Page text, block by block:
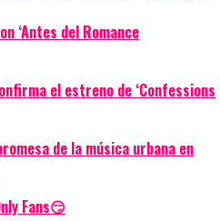
‘Antes del Romance
el estreno de ‘Confessions
de la música urbana en
Fans😏